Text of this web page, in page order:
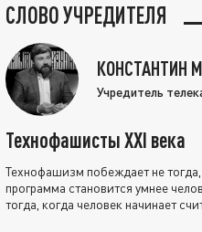
СЛОВО УЧРЕДИТЕЛЯ
КОНСТАНТИН
Учредитель
Технофашисты XXI века
Технофашизм побеждает не
программа становится умнее
тогда, когда человек начинает